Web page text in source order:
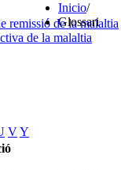
remissió de la malaltia
de la malaltia
Inicio/
Glossari
VY